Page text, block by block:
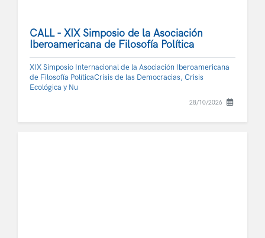
CALL - XIX Simposio de la Asociación
Iberoamericana de Filosofía Política
XIX Simposio Internacional de la Asociación Iberoamericana
de Filosofía PolíticaCrisis de las Democracias, Crisis
Ecológica y Nu
28/10/2026